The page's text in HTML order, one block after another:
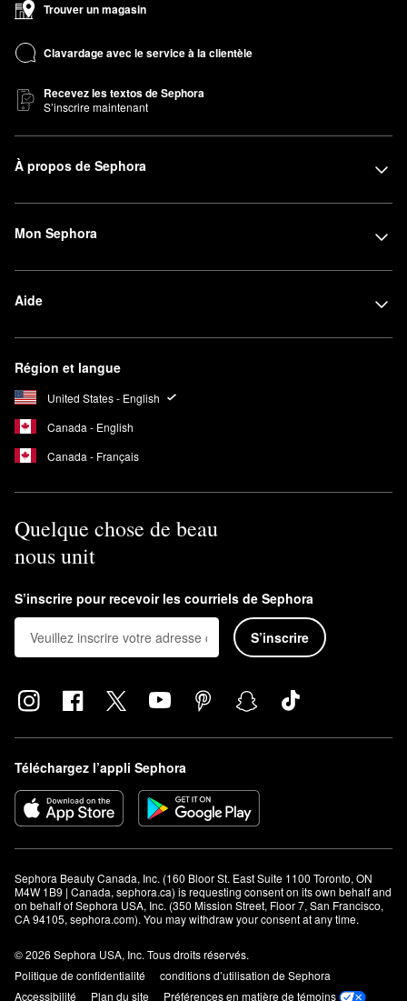
Trouver un magasin
Clavardage avec le service à la clientèle
Recevez les textos de Sephora
S’inscrire maintenant
À propos de Sephora
Mon Sephora
Aide
Région et langue
United States - English
Canada - English
Canada - Français
Quelque chose de beau
nous unit
S’inscrire pour recevoir les courriels de Sephora
S’inscrire
Téléchargez l’appli Sephora
Sephora Beauty Canada, Inc. (160 Bloor St. East Suite 1100 Toronto, ON
M4W 1B9 | Canada, sephora.ca) is requesting consent on its own behalf and
on behalf of Sephora USA, Inc. (350 Mission Street, Floor 7, San Francisco,
CA 94105, sephora.com). You may withdraw your consent at any time.
© 2026 Sephora USA, Inc. Tous droits réservés.
Politique de confidentialité
conditions d’utilisation de Sephora
Accessibilité
Plan du site Préférences en matière de témoins